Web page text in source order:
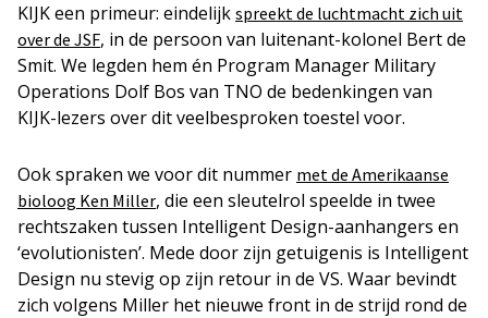
KIJK een primeur: eindelijk spreekt de luchtmacht zich uit
over de JSF, in de persoon van luitenant-kolonel Bert de
Smit. We legden hem én Program Manager Military
Operations Dolf Bos van TNO de bedenkingen van
KIJK-lezers over dit veelbesproken toestel voor.
Ook spraken we voor dit nummer met de Amerikaanse
bioloog Ken Miller, die een sleutelrol speelde in twee
rechtszaken tussen Intelligent Design-aanhangers en
‘evolutionisten’. Mede door zijn getuigenis is Intelligent
Design nu stevig op zijn retour in de VS. Waar bevindt
zich volgens Miller het nieuwe front in de strijd rond de